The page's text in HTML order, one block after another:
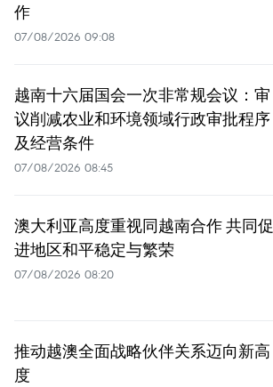
作
07/08/2026 09:08
越南十六届国会一次非常规会议：审
议削减农业和环境领域行政审批程序
及经营条件
07/08/2026 08:45
澳大利亚高度重视同越南合作 共同促
进地区和平稳定与繁荣
07/08/2026 08:20
推动越澳全面战略伙伴关系迈向新高
度